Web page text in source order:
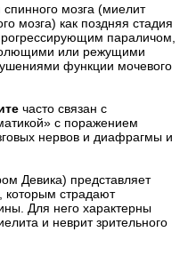
спинного мозга (миелит
мозга) как поздняя стадия
параличом,
или режущими
функции мочевого
часто связан с
с поражением
нервов и диафрагмы и
Девика) представляет
которым страдают
Для него характерны
и неврит зрительного